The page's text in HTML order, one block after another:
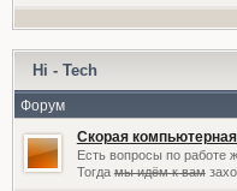
Hi - Tech
Форум
Скорая
Есть вопросы по работе
Тогдамы идём к вам